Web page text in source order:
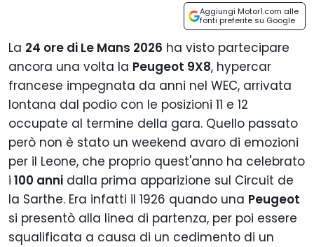
Aggiungi Motor1.com alle
fonti preferite su Google
La 24 ore di Le Mans 2026 ha visto partecipare
ancora una volta la Peugeot 9X8, hypercar
francese impegnata da anni nel WEC, arrivata
lontana dal podio con le posizioni 11 e 12
occupate al termine della gara. Quello passato
però non è stato un weekend avaro di emozioni
per il Leone, che proprio quest'anno ha celebrato
i 100 anni dalla prima apparizione sul Circuit de
la Sarthe. Era infatti il 1926 quando una Peugeot
si presentò alla linea di partenza, per poi essere
squalificata a causa di un cedimento di un